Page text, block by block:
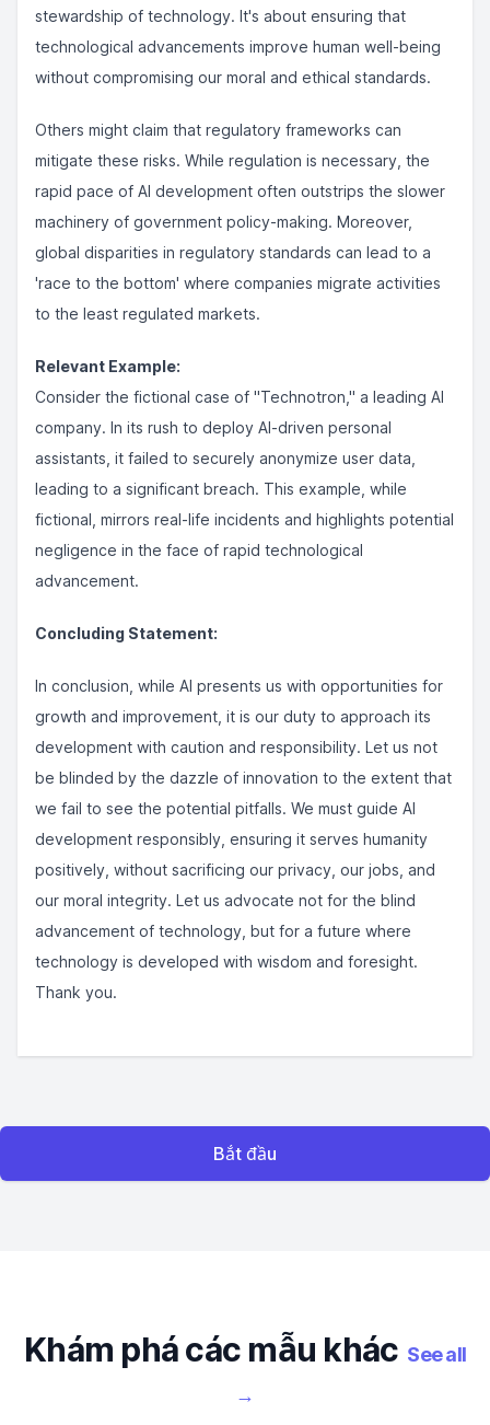
stewardship of technology. It's about ensuring that
technological advancements improve human well-being
without compromising our moral and ethical standards.
Others might claim that regulatory frameworks can
mitigate these risks. While regulation is necessary, the
rapid pace of AI development often outstrips the slower
machinery of government policy-making. Moreover,
global disparities in regulatory standards can lead to a
'race to the bottom' where companies migrate activities
to the least regulated markets.
Relevant Example:
Consider the fictional case of "Technotron," a leading AI
company. In its rush to deploy AI-driven personal
assistants, it failed to securely anonymize user data,
leading to a significant breach. This example, while
fictional, mirrors real-life incidents and highlights potential
negligence in the face of rapid technological
advancement.
Concluding Statement:
In conclusion, while AI presents us with opportunities for
growth and improvement, it is our duty to approach its
development with caution and responsibility. Let us not
be blinded by the dazzle of innovation to the extent that
we fail to see the potential pitfalls. We must guide AI
development responsibly, ensuring it serves humanity
positively, without sacrificing our privacy, our jobs, and
our moral integrity. Let us advocate not for the blind
advancement of technology, but for a future where
technology is developed with wisdom and foresight.
Thank you.
Bắt đầu
Khám phá các mẫu khác See all
→